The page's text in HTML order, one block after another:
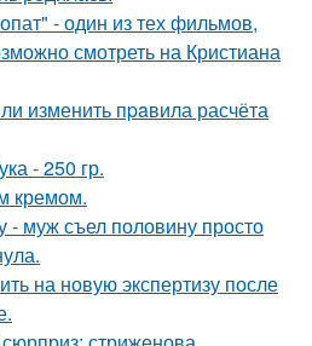
- один из тех фильмов,
смотреть на Кристиана
изменить пpaвила расчёта
- 250 гр.
кремом.
- муж съел половину просто
на новую экспертизу после